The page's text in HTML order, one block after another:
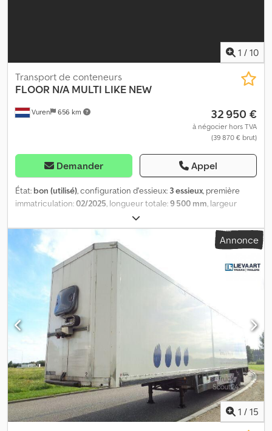
1 / 10
Vuren 656 km
Transport de conteneurs
FLOOR N/A MULTI LIKE NEW
32 950 €
à négocier hors TVA
(39 870 € brut)
Demander Appel
État: bon (utilisé), configuration d'essieux: 3 essieux, première
immatriculation:02/2025, longueur totale:9 500 mm, largeur
, hauteur totale:1 300 mm
dimension des pneus:385/65R22,5, couleur:autre, Année de
construction:
, Équipement:
, = Options et accessoires
supplémentaires = Dcjdpfezrd U Tox Ak Eok - EBS = Remarques =
Nombre d’essieux : 3, charge utile : 37 760 kg, poids à vide :
5 240 kg, poids total autorisé en charge (PTAC) : 43 000 kg, type
de châssis : châssis complet, matériau du châssis : acier, taille de la
têtière : 2 pouces, type de suspension : suspension pneumatique
intégrale, ABS, EBS, année de construction de la superstructure :
2025, direction : 2 x 20 + 1 x 30 + 1 x 40 + 1 x 45 « high cube »,
châssis extensible : milieu / arrière, type d’essieu : BPW =
Informations complémentaires = Informations générales Cabine :
cabine de jour Immatriculation : OV-02-RL Groupe
motopropulseur Type de carburant : diesel Transmission Boîte de
vitesses : boîte de vitesses manuelle Configuration des essieux
Dimensions des pneus : 385/65R22,5 Freins : freins à tambour
Suspension : suspension pneumatique Essieu 1 : essieu relevable ;
Annonce
1 / 15